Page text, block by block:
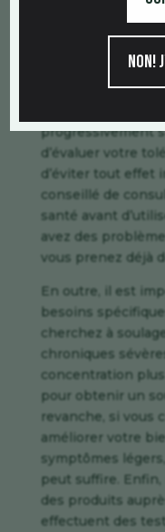
Pour choisir le
recommandé de
progressivement
d’évaluer votre
d’éviter tout effet
conseillé de
santé avant
avez des
vous prenez déjà
En outre, il est
besoins
cherchez à
chroniques
concentration
pour obtenir un
revanche, si vous
améliorer votre
symptômes
peut suffire. Enfin,
des produits
effectuent des
Non!